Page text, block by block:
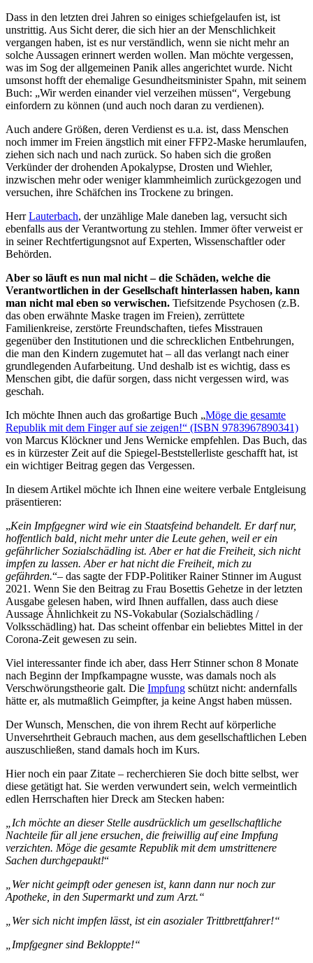
Dass in den letzten drei Jahren so einiges schiefgelaufen ist, ist
unstrittig. Aus Sicht derer, die sich hier an der Menschlichkeit
vergangen haben, ist es nur verständlich, wenn sie nicht mehr an
solche Aussagen erinnert werden wollen. Man möchte vergessen,
was im Sog der allgemeinen Panik alles angerichtet wurde. Nicht
umsonst hofft der ehemalige Gesundheitsminister Spahn, mit seinem
Buch: „Wir werden einander viel verzeihen müssen“, Vergebung
einfordern zu können (und auch noch daran zu verdienen).
Auch andere Größen, deren Verdienst es u.a. ist, dass Menschen
noch immer im Freien ängstlich mit einer FFP2-Maske herumlaufen,
ziehen sich nach und nach zurück. So haben sich die großen
Verkünder der drohenden Apokalypse, Drosten und Wiehler,
inzwischen mehr oder weniger klammheimlich zurückgezogen und
versuchen, ihre Schäfchen ins Trockene zu bringen.
HerrLauterbach, der unzählige Male daneben lag, versucht sich
ebenfalls aus der Verantwortung zu stehlen. Immer öfter verweist er
in seiner Rechtfertigungsnot auf Experten, Wissenschaftler oder
Behörden.
Aber so läuft es nun mal nicht – die Schäden, welche die
Verantwortlichen in der Gesellschaft hinterlassen haben, kann
man nicht mal eben so verwischen. Tiefsitzende Psychosen (z.B.
das oben erwähnte Maske tragen im Freien), zerrüttete
Familienkreise, zerstörte Freundschaften, tiefes Misstrauen
gegenüber den Institutionen und die schrecklichen Entbehrungen,
die man den Kindern zugemutet hat – all das verlangt nach einer
grundlegenden Aufarbeitung. Und deshalb ist es wichtig, dass es
Menschen gibt, die dafür sorgen, dass nicht vergessen wird, was
geschah.
Ich möchte Ihnen auch das großartige Buch „Möge die gesamte
Republik mit dem Finger auf sie zeigen!“ (ISBN 9783967890341)
von Marcus Klöckner und Jens Wernicke empfehlen. Das Buch, das
es in kürzester Zeit auf die Spiegel-Beststellerliste geschafft hat, ist
ein wichtiger Beitrag gegen das Vergessen.
In diesem Artikel möchte ich Ihnen eine weitere verbale Entgleisung
präsentieren:
„Kein Impfgegner wird wie ein Staatsfeind behandelt. Er darf nur,
hoffentlich bald, nicht mehr unter die Leute gehen, weil er ein
gefährlicher Sozialschädling ist. Aber er hat die Freiheit, sich nicht
impfen zu lassen. Aber er hat nicht die Freiheit, mich zu
gefährden.“– das sagte der FDP-Politiker Rainer Stinner im August
2021. Wenn Sie den Beitrag zu Frau Bosettis Gehetze in der letzten
Ausgabe gelesen haben, wird Ihnen auffallen, dass auch diese
Aussage Ähnlichkeit zu NS-Vokabular (Sozialschädling /
Volksschädling) hat. Das scheint offenbar ein beliebtes Mittel in der
Corona-Zeit gewesen zu sein.
Viel interessanter finde ich aber, dass Herr Stinner schon 8 Monate
nach Beginn der Impfkampagne wusste, was damals noch als
Verschwörungstheorie galt. Die Impfung schützt nicht: andernfalls
hätte er, als mutmaßlich Geimpfter, ja keine Angst haben müssen.
Der Wunsch, Menschen, die von ihrem Recht auf körperliche
Unversehrtheit Gebrauch machen, aus dem gesellschaftlichen Leben
auszuschließen, stand damals hoch im Kurs.
Hier noch ein paar Zitate – recherchieren Sie doch bitte selbst, wer
diese getätigt hat. Sie werden verwundert sein, welch vermeintlich
edlen Herrschaften hier Dreck am Stecken haben:
„Ich möchte an dieser Stelle ausdrücklich um gesellschaftliche
Nachteile für all jene ersuchen, die freiwillig auf eine Impfung
verzichten. Möge die gesamte Republik mit dem umstrittenere
Sachen durchgepaukt!“
„Wer nicht geimpft oder genesen ist, kann dann nur noch zur
Apotheke, in den Supermarkt und zum Arzt.“
„Wer sich nicht impfen lässt, ist ein asozialer Trittbrettfahrer!“
„Impfgegner sind Bekloppte!“